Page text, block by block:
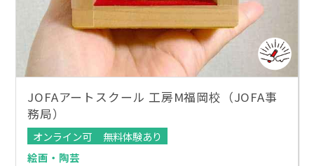
JOFAアートスクール 工房M福岡校（JOFA事
務局）
オンライン可
無料体験あり
絵画・陶芸